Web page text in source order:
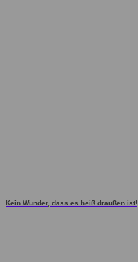
Kein Wunder, dass es heiß draußen ist!